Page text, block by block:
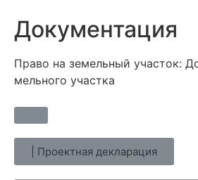
Документация
Право на земельный участок:
мель​но​го учас​тка
| Проектная декларация